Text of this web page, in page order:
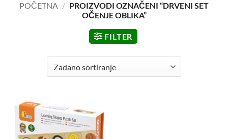
POČETNA / PROIZVODI OZNAČENI “DRVENI SET
OČENJE OBLIKA”
FILTER